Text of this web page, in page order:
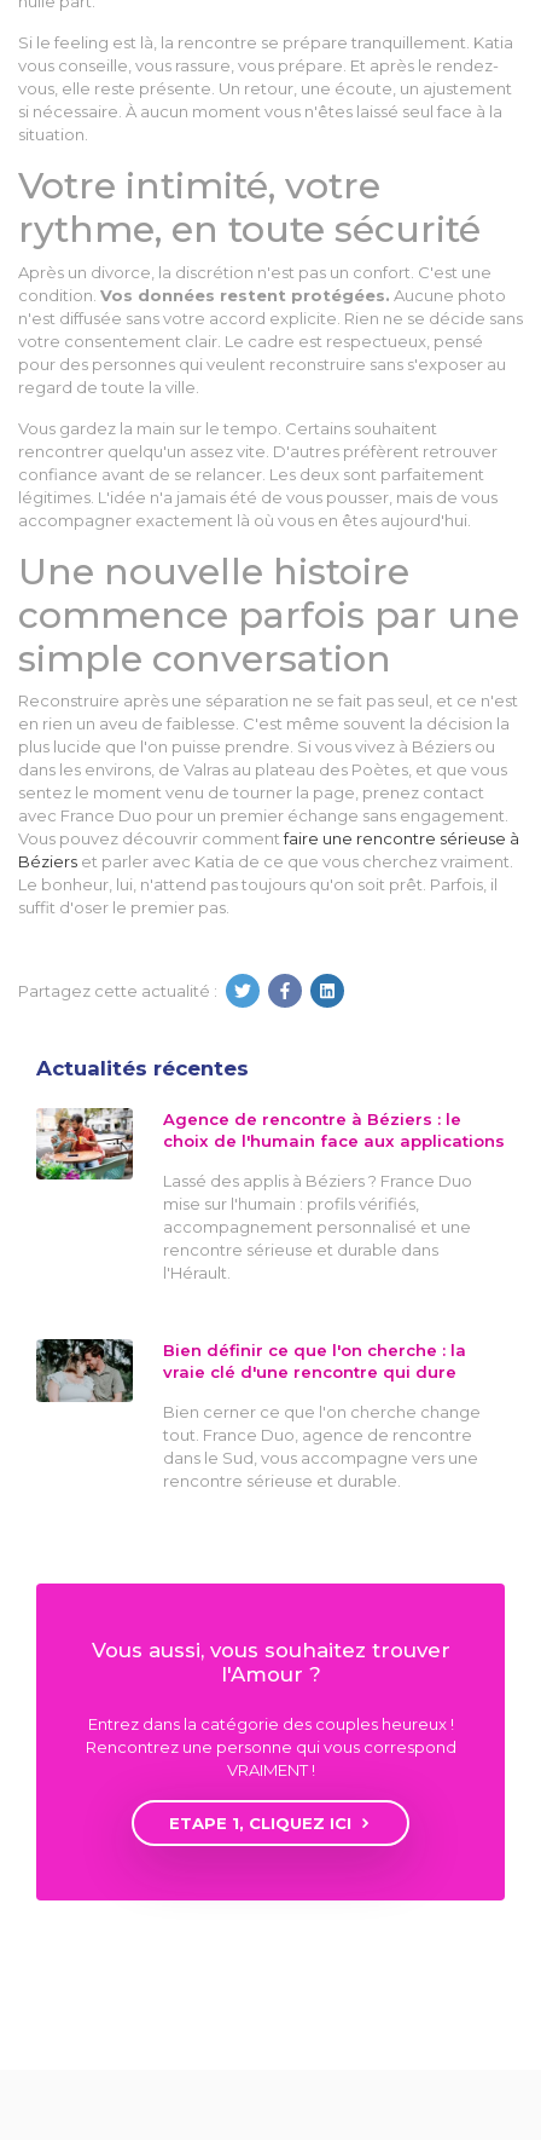
Si le feeling est là, la rencontre se prépare tranquillement. Katia
vous conseille, vous rassure, vous prépare. Et après le rendez-
vous, elle reste présente. Un retour, une écoute, un ajustement
si nécessaire. À aucun moment vous n'êtes laissé seul face à la
situation.
Votre intimité, votre
rythme, en toute sécurité
Après un divorce, la discrétion n'est pas un confort. C'est une
condition. Vos données restent protégées. Aucune photo
n'est diffusée sans votre accord explicite. Rien ne se décide sans
votre consentement clair. Le cadre est respectueux, pensé
pour des personnes qui veulent reconstruire sans s'exposer au
regard de toute la ville.
Vous gardez la main sur le tempo. Certains souhaitent
rencontrer quelqu'un assez vite. D'autres préfèrent retrouver
confiance avant de se relancer. Les deux sont parfaitement
légitimes. L'idée n'a jamais été de vous pousser, mais de vous
accompagner exactement là où vous en êtes aujourd'hui.
Une nouvelle histoire
commence parfois par une
simple conversation
Reconstruire après une séparation ne se fait pas seul, et ce n'est
en rien un aveu de faiblesse. C'est même souvent la décision la
plus lucide que l'on puisse prendre. Si vous vivez à Béziers ou
dans les environs, de Valras au plateau des Poètes, et que vous
sentez le moment venu de tourner la page, prenez contact
avec France Duo pour un premier échange sans engagement.
Vous pouvez découvrir commentfaire une rencontre sérieuse à
Béziers et parler avec Katia de ce que vous cherchez vraiment.
Le bonheur, lui, n'attend pas toujours qu'on soit prêt. Parfois, il
suffit d'oser le premier pas.
Partagez cette actualité :
Actualités récentes
Agence de rencontre à Béziers : le
choix de l'humain face aux applications
Lassé des applis à Béziers ? France Duo
mise sur l'humain : profils vérifiés,
accompagnement personnalisé et une
rencontre sérieuse et durable dans
l'Hérault.
Bien définir ce que l'on cherche : la
vraie clé d'une rencontre qui dure
Bien cerner ce que l'on cherche change
tout. France Duo, agence de rencontre
dans le Sud, vous accompagne vers une
rencontre sérieuse et durable.
Vous aussi, vous souhaitez trouver
l'Amour ?
Entrez dans la catégorie des couples heureux !
Rencontrez une personne qui vous correspond
VRAIMENT !
ETAPE 1, CLIQUEZ ICI